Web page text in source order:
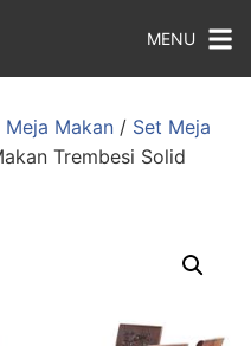
MENU
Meja Makan / Set Meja
Trembesi Solid